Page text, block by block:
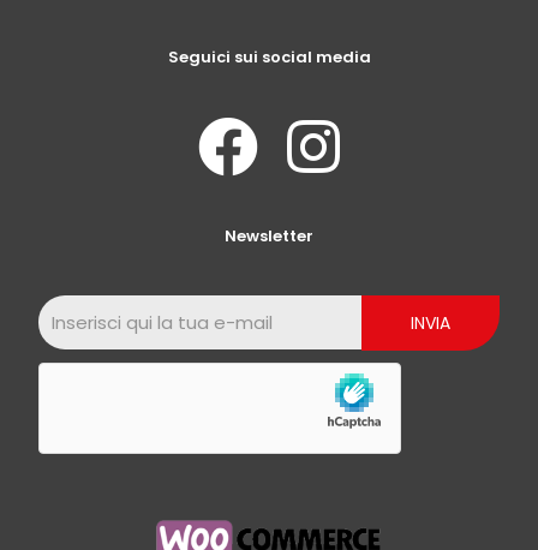
Seguici sui social media
Newsletter